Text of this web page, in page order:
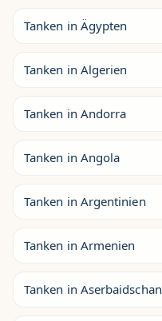
Tanken in Ägypten
Tanken in Algerien
Tanken in Andorra
Tanken in Angola
Tanken in Argentinien
Tanken in Armenien
Tanken in Aserbaidschan